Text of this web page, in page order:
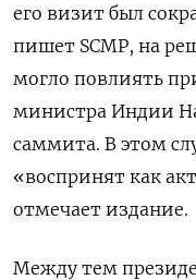
его визит был
пишет SCMP, на
могло повлиять
министра Индии
саммита. В этом
«воспринят как
отмечает издание.
Между тем